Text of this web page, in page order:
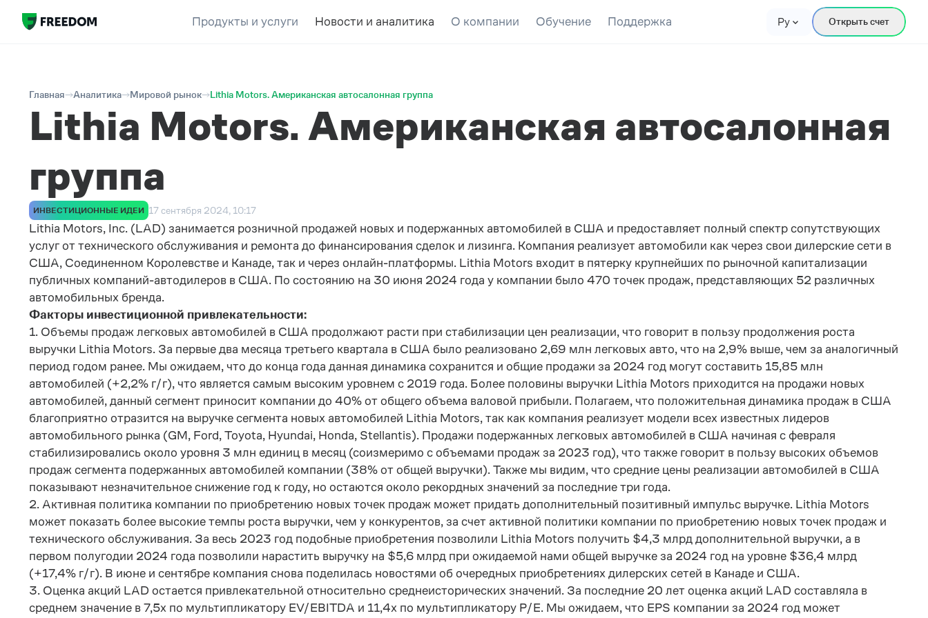
Продукты и услуги Новости и аналитика О компании Обучение Поддержка Ру Открыть счет
Главная Аналитика Мировой рынок Lithia Motors. Американская автосалонная группа
Lithia Motors. Американская автосалонная
группа
ИНВЕСТИЦИОННЫЕ ИДЕИ 17 сентября 2024, 10:17
Lithia Motors, Inc. (LAD) занимается розничной продажей новых и подержанных автомобилей в США и предоставляет полный спектр сопутствующих
услуг от технического обслуживания и ремонта до финансирования сделок и лизинга. Компания реализует автомобили как через свои дилерские сети в
США, Соединенном Королевстве и Канаде, так и через онлайн-платформы. Lithia Motors входит в пятерку крупнейших по рыночной капитализации
публичных компаний-автодилеров в США. По состоянию на 30 июня 2024 года у компании было 470 точек продаж, представляющих 52 различных
автомобильных бренда.
Факторы инвестиционной привлекательности:
1. Объемы продаж легковых автомобилей в США продолжают расти при стабилизации цен реализации, что говорит в пользу продолжения роста
выручки Lithia Motors. За первые два месяца третьего квартала в США было реализовано 2,69 млн легковых авто, что на 2,9% выше, чем за аналогичный
период годом ранее. Мы ожидаем, что до конца года данная динамика сохранится и общие продажи за 2024 год могут составить 15,85 млн
автомобилей (+2,2% г/г), что является самым высоким уровнем с 2019 года. Более половины выручки Lithia Motors приходится на продажи новых
автомобилей, данный сегмент приносит компании до 40% от общего объема валовой прибыли. Полагаем, что положительная динамика продаж в США
благоприятно отразится на выручке сегмента новых автомобилей Lithia Motors, так как компания реализует модели всех известных лидеров
автомобильного рынка (GM, Ford, Toyota, Hyundai, Honda, Stellantis). Продажи подержанных легковых автомобилей в США начиная с февраля
стабилизировались около уровня 3 млн единиц в месяц (соизмеримо с объемами продаж за 2023 год), что также говорит в пользу высоких объемов
продаж сегмента подержанных автомобилей компании (38% от общей выручки). Также мы видим, что средние цены реализации автомобилей в США
показывают незначительное снижение год к году, но остаются около рекордных значений за последние три года.
2. Активная политика компании по приобретению новых точек продаж может придать дополнительный позитивный импульс выручке. Lithia Motors
может показать более высокие темпы роста выручки, чем у конкурентов, за счет активной политики компании по приобретению новых точек продаж и
технического обслуживания. За весь 2023 год подобные приобретения позволили Lithia Motors получить $4,3 млрд дополнительной выручки, а в
первом полугодии 2024 года позволили нарастить выручку на $5,6 млрд при ожидаемой нами общей выручке за 2024 год на уровне $36,4 млрд
(+17,4% г/г). В июне и сентябре компания снова поделилась новостями об очередных приобретениях дилерских сетей в Канаде и США.
3. Оценка акций LAD остается привлекательной относительно среднеисторических значений. За последние 20 лет оценка акций LAD составляла в
среднем значение в 7,5х по мультипликатору EV/EBITDA и 11,4х по мультипликатору P/E. Мы ожидаем, что EPS компании за 2024 год может